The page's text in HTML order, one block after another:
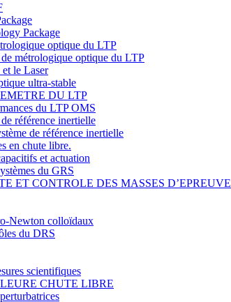
Package
optique du LTP
métrologique optique du LTP
le Laser
ultra-stable
DU LTP
du LTP OMS
référence inertielle
de référence inertielle
en chute libre.
et actuation
du GRS
ET CONTROLE DES MASSES D’EPREUVE
Newton colloïdaux
du DRS
scientifiques
CHUTE LIBRE